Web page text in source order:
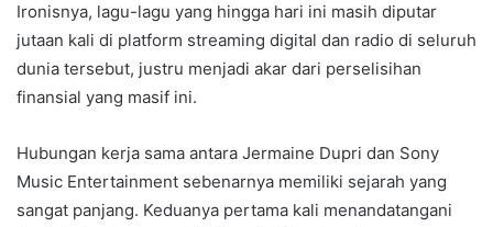
Ironisnya, lagu-lagu yang hingga hari ini masih diputar
jutaan kali di platform streaming digital dan radio di seluruh
dunia tersebut, justru menjadi akar dari perselisihan
finansial yang masif ini.
Hubungan kerja sama antara Jermaine Dupri dan Sony
Music Entertainment sebenarnya memiliki sejarah yang
sangat panjang. Keduanya pertama kali menandatangani